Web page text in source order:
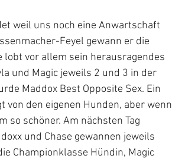
weil uns noch eine Anwartschaft
Feyel gewann er die
lobt vor allem sein herausragendes
und Magic jeweils 2 und 3 in der
Maddox Best Opposite Sex. Ein
den eigenen Hunden, aber wenn
so schöner. Am nächsten Tag
und Chase gewannen jeweils
Championklasse Hündin, Magic